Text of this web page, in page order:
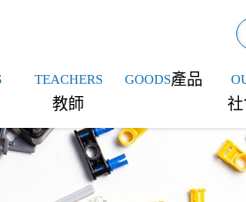
TEACHERS
教師
GOODS產品